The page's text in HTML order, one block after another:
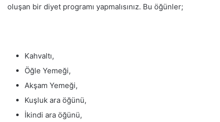
oluşan bir diyet programı yapmalısınız. Bu öğünler;
Kahvaltı,
Öğle Yemeği,
Akşam Yemeği,
Kuşluk ara öğünü,
İkindi ara öğünü,